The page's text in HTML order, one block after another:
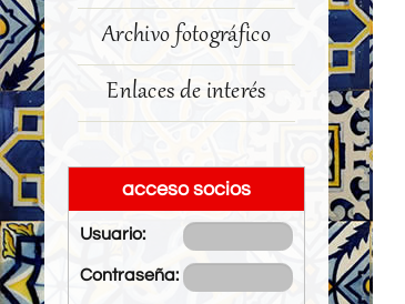
Archivo fotográfico
Enlaces de interés
acceso socios
Usuario:
Contraseña: